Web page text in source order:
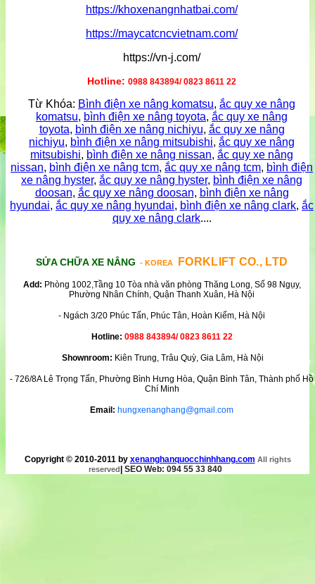
https://khoxenangnhatbai.com/
https://maycatcncvietnam.com/
https://vn-j.com/
Hotline: 0988 843894/ 0823 8611 22
Từ Khóa: Bình điện xe nâng komatsu, ắc quy xe nâng
komatsu, bình điện xe nâng toyota, ắc quy xe nâng
toyota, bình điện xe nâng nichiyu, ắc quy xe nâng
nichiyu, bình điện xe nâng mitsubishi, ắc quy xe nâng
mitsubishi, bình điện xe nâng nissan, ắc quy xe nâng
nissan, bình điện xe nâng tcm, ắc quy xe nâng tcm, bình điện
xe nâng hyster, ắc quy xe nâng hyster, bình điện xe nâng
doosan, ắc quy xe nâng doosan, bình điện xe nâng
hyundai, ắc quy xe nâng hyundai, bình điện xe nâng clark, ắc
quy xe nâng clark....
SỬA CHỮA XE NÂNG - KOREA FORKLIFT CO., LTD
Add: Phòng 1002,Tầng 10 Tòa nhà văn phòng Thăng Long, Số 98 Ngụy,
Phường Nhân Chính, Quận Thanh Xuân, Hà Nội
- Ngách 3/20 Phúc Tấn, Phúc Tân, Hoàn Kiếm, Hà Nội
Hotline: 0988 843894/ 0823 8611 22
Shownroom: Kiên Trung, Trâu Quỳ, Gia Lâm, Hà Nội
- 726/8A Lê Trọng Tấn, Phường Bình Hưng Hòa, Quận Bình Tân, Thành phố Hồ
Chí Minh
Email: hungxenanghang@gmail.com
Copyright © 2010-2011 by xenanghanquocchinhhang.com All rights
reserved SEO Web: 094 55 33 840